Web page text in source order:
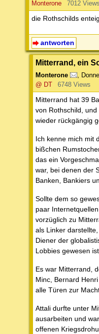
Monterone
7012 Views
die Rothschilds
antworten
Mitterrand, ein
Monterone ,
@ DT
6748 Views
Mitterrand hat 39
von Rothschild,
wieder rückgängig
Ich kenne mich mit
bißchen
das ein
war, bei denen der
Banken, Bankiers
Sollte dem so
paar
vorzüglich zu
als Linker
Diener der
Lobbies gewesen
Es war Mitterrand,
Minc, Bernard
alle Türen zur
Attali durfte unter
ausarbeiten und
offenen